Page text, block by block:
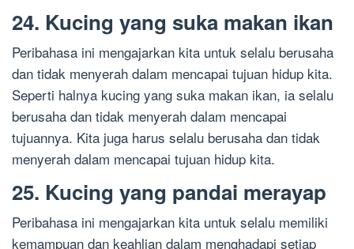
24. Kucing yang suka makan ikan
Peribahasa ini mengajarkan kita untuk selalu berusaha
dan tidak menyerah dalam mencapai tujuan hidup kita.
Seperti halnya kucing yang suka makan ikan, ia selalu
berusaha dan tidak menyerah dalam mencapai
tujuannya. Kita juga harus selalu berusaha dan tidak
menyerah dalam mencapai tujuan hidup kita.
25. Kucing yang pandai merayap
Peribahasa ini mengajarkan kita untuk selalu memiliki
kemampuan dan keahlian dalam menghadapi setiap